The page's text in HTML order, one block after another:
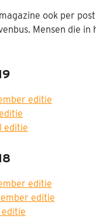
ook per
Mensen die
editie
editie
editie
editie